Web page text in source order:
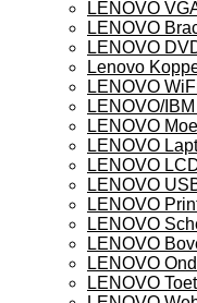
LENOVO
LENOVO
LENOVO
Lenovo
LENOVO
LENOVO/
LENOVO
LENOVO
LENOVO
LENOVO
LENOVO
LENOVO
LENOVO
LENOVO
LENOVO